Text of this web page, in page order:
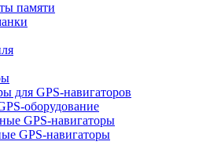
памяти
для GPS-навигаторов
оборудование
GPS-навигаторы
GPS-навигаторы